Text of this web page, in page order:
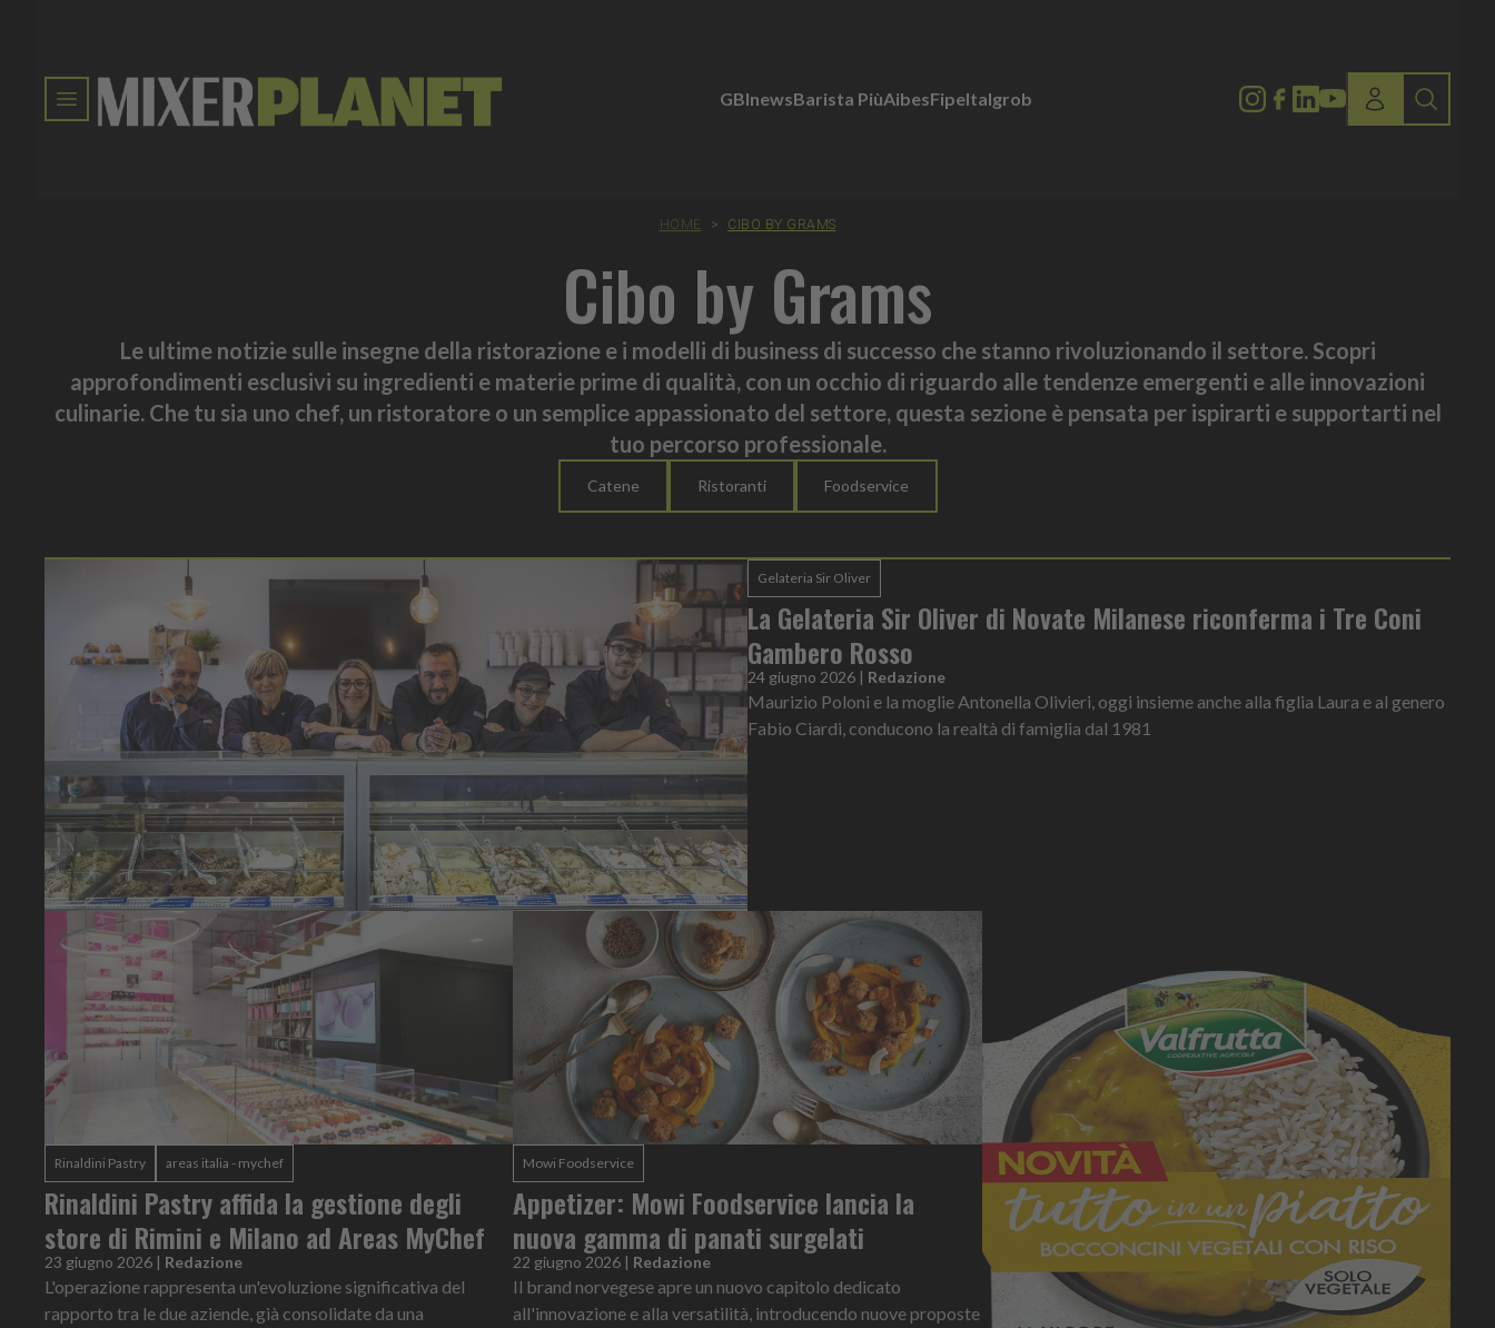
GBInewsBarista PiùAibesFipeItalgrob
HOME > CIBO BY GRAMS
Cibo by Grams
Le ultime notizie sulle insegne della ristorazione e i modelli di business di successo che stanno rivoluzionando il settore. Scopri
approfondimenti esclusivi su ingredienti e materie prime di qualità, con un occhio di riguardo alle tendenze emergenti e alle innovazioni
culinarie. Che tu sia uno chef, un ristoratore o un semplice appassionato del settore, questa sezione è pensata per ispirarti e supportarti nel
tuo percorso professionale.
Catene Ristoranti Foodservice
Gelateria Sir Oliver
La Gelateria Sir Oliver di Novate Milanese riconferma i Tre Coni
Gambero Rosso
24 giugno 2026 | Redazione
Maurizio Poloni e la moglie Antonella Olivieri, oggi insieme anche alla figlia Laura e al genero
Fabio Ciardi, conducono la realtà di famiglia dal 1981
Rinaldini Pastry areas italia - mychef
Rinaldini Pastry affida la gestione degli
store di Rimini e Milano ad Areas MyChef
23 giugno 2026 Redazione
L'operazione rappresenta un'evoluzione significativa del
rapporto tra le due aziende, già consolidate da una
Mowi Foodservice
Appetizer: Mowi Foodservice lancia la
nuova gamma di panati surgelati
22 giugno 2026 Redazione
Il brand norvegese apre un nuovo capitolo dedicato
all'innovazione e alla versatilità, introducendo nuove proposte